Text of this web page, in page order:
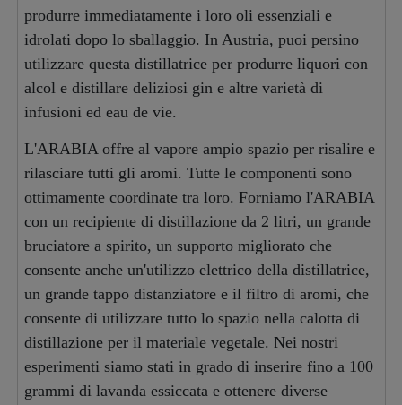
produrre immediatamente i loro oli essenziali e
idrolati dopo lo sballaggio. In Austria, puoi persino
utilizzare questa distillatrice per produrre liquori con
alcol e distillare deliziosi gin e altre varietà di
infusioni ed eau de vie.
L'ARABIA offre al vapore ampio spazio per risalire e
rilasciare tutti gli aromi. Tutte le componenti sono
ottimamente coordinate tra loro. Forniamo l'ARABIA
con un recipiente di distillazione da 2 litri, un grande
bruciatore a spirito, un supporto migliorato che
consente anche un'utilizzo elettrico della distillatrice,
un grande tappo distanziatore e il filtro di aromi, che
consente di utilizzare tutto lo spazio nella calotta di
distillazione per il materiale vegetale. Nei nostri
esperimenti siamo stati in grado di inserire fino a 100
grammi di lavanda essiccata e ottenere diverse